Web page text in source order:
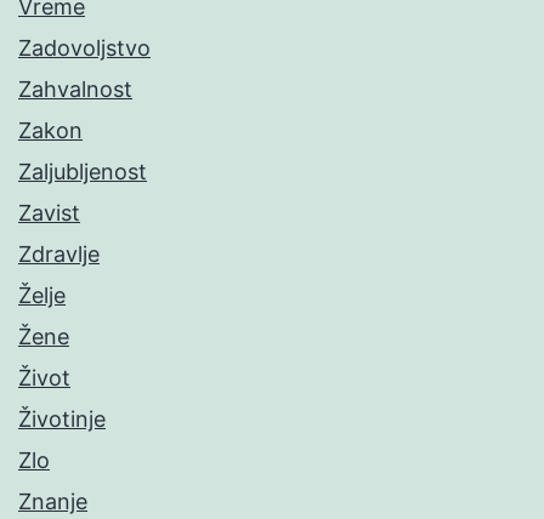
Vreme
Zadovoljstvo
Zahvalnost
Zakon
Zaljubljenost
Zavist
Zdravlje
Želje
Žene
Život
Životinje
Zlo
Znanje